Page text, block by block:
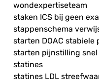
wondexpertiseteam
staken ICS bij geen
stappenschema
starten DOAC stabiele
starten pijnstilling snel
statines
statines LDL